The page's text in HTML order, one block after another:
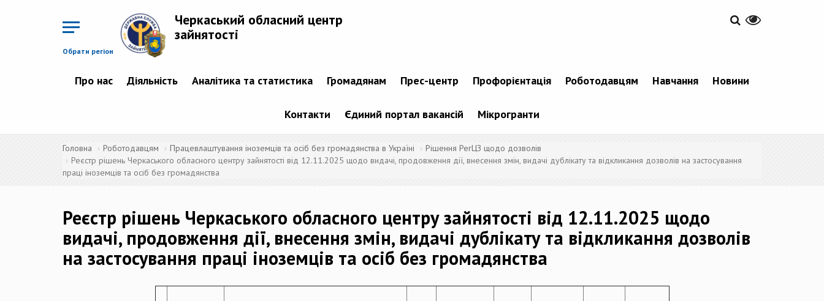
Обрати регіон
Черкаський обласний центр
зайнятості
Про нас Діяльність Аналітика та статистика Громадянам Прес-центр Профорієнтація Роботодавцям Навчання Новини
Контакти Єдиний портал вакансій Мікрогранти
Головна Роботодавцям Працевлаштування іноземців та осіб без громадянства в Україні
Рішення РегЦЗ щодо дозволів
Реєстр рішень Черкаського обласного центру зайнятості від 12.11.2025 щодо видачі, продовження дії, внесення змін, видачі дублікату та відкликання дозволів на застосування
праці іноземців та осіб без громадянства
Реєстр рішень Черкаського обласного центру зайнятості від 12.11.2025 щодо
видачі, продовження дії, внесення змін, видачі дублікату та відкликання дозволів
на застосування праці іноземців та осіб без громадянства